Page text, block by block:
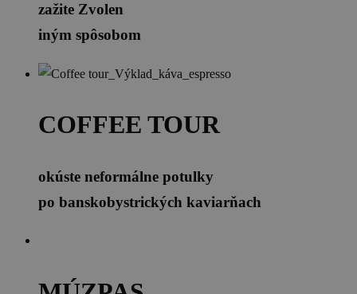
zažite Zvolen
iným spôsobom
COFFEE TOUR
okúste neformálne potulky
po banskobystrických kaviarňach